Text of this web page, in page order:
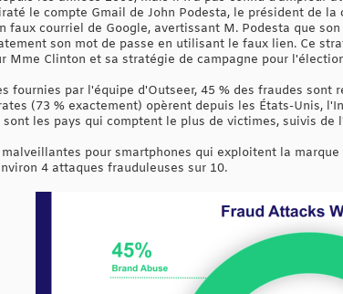
le compte Gmail de John Podesta, le président de
faux courriel de Google, avertissant M. Podesta que
son mot de passe en utilisant le faux lien. Ce
Mme Clinton et sa stratégie de campagne pour
fournies par l'équipe d'Outseer, 45 % des fraudes
(73 % exactement) opèrent depuis les États-Unis,
sont les pays qui comptent le plus de victimes, suivis de
pour smartphones qui exploitent la
4 attaques frauduleuses sur 10.